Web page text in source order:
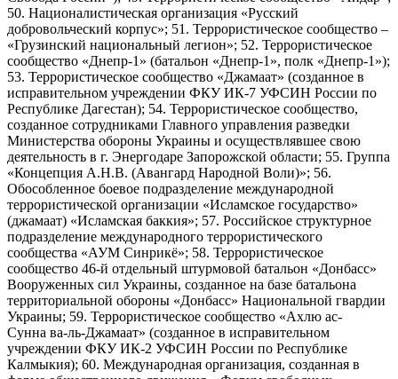
50. Националистическая организация «Русский
добровольческий корпус»; 51. Террористическое сообщество –
«Грузинский национальный легион»; 52. Террористическое
сообщество «Днепр-1» (батальон «Днепр-1», полк «Днепр-1»);
53. Террористическое сообщество «Джамаат» (созданное в
исправительном учреждении ФКУ ИК-7 УФСИН России по
Республике Дагестан); 54. Террористическое сообщество,
созданное сотрудниками Главного управления разведки
Министерства обороны Украины и осуществлявшее свою
деятельность в г. Энергодаре Запорожской области; 55. Группа
«Концепция А.Н.В. (Авангард Народной Воли)»; 56.
Обособленное боевое подразделение международной
террористической организации «Исламское государство»
(джамаат) «Исламская баккия»; 57. Российское структурное
подразделение международного террористического
сообщества «АУМ Синрикё»; 58. Террористическое
сообщество 46-й отдельный штурмовой батальон «Донбасс»
Вооруженных сил Украины, созданное на базе батальона
территориальной обороны «Донбасс» Национальной гвардии
Украины; 59. Террористическое сообщество «Ахлю ас-
Сунна ва-ль-Джамаат» (созданное в исправительном
учреждении ФКУ ИК-2 УФСИН России по Республике
Калмыкия); 60. Международная организация, созданная в